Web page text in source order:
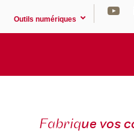
Outils numériques
Fabrique vos